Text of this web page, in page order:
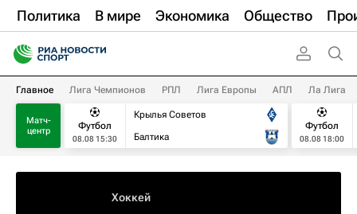
Политика В мире Экономика Общество
Главное Лига Чемпионов РПЛ Лига Европы АПЛ Ла Лига
Матч-
центр
Футбол
08.08 15:30
Крылья Советов
Балтика
Футбол
08.08 18:00
Хоккей